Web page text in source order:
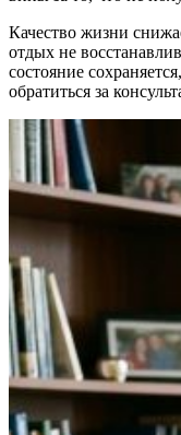
Качество жизни
отдых не
состояние
обратиться за